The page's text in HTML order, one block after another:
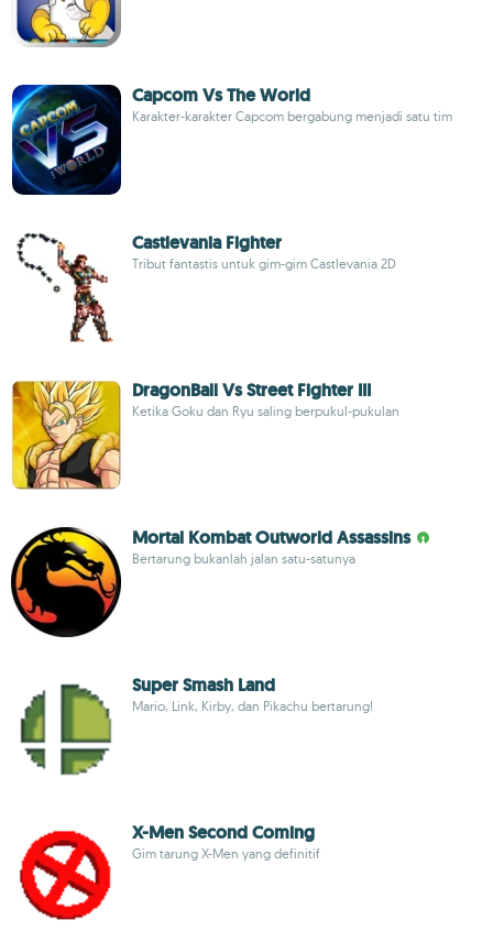
Capcom Vs The World
Karakter-karakter Capcom bergabung menjadi satu tim
Castlevania Fighter
Tribut fantastis untuk gim-gim Castlevania 2D
DragonBall Vs Street Fighter III
Ketika Goku dan Ryu saling berpukul-pukulan
Mortal Kombat Outworld Assassins
Bertarung bukanlah jalan satu-satunya
Super Smash Land
Mario, Link, Kirby, dan Pikachu bertarung!
X-Men Second Coming
Gim tarung X-Men yang definitif